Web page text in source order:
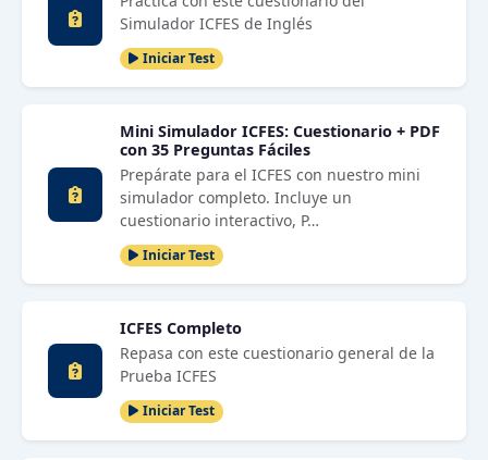
Simulador ICFES de Inglés
Iniciar Test
Mini Simulador ICFES: Cuestionario + PDF
con 35 Preguntas Fáciles
Prepárate para el ICFES con nuestro mini
simulador completo. Incluye un
cuestionario interactivo, P…
Iniciar Test
ICFES Completo
Repasa con este cuestionario general de la
Prueba ICFES
Iniciar Test